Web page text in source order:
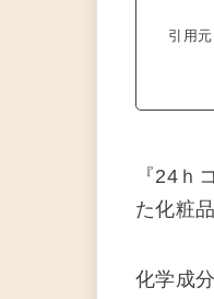
引用
『24ｈ
た化粧
化学成